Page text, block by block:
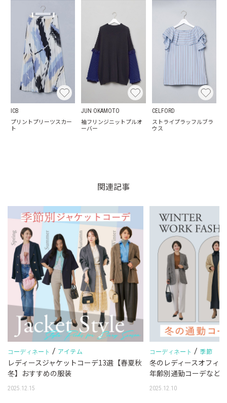
ICB
プリントプリーツスカー
ト
JUN OKAMOTO
袖フリンジニットプルオ
ーバー
CELFORD
ストライプラッフルブラ
ウス
関連記事
コーディネート / アイテム
レディースジャケットコーデ13選【春夏秋
冬】おすすめの服装
2025.12.15
コーディネート / 季節
冬のレディースオフィ
年齢別通勤コーデなど
2025.12.10